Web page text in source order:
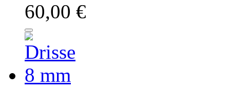
60,00 €